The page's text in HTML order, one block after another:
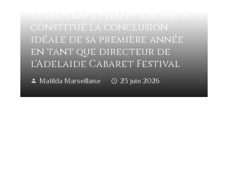
constitué la conclusion
idéale de sa première année
en tant que directeur de
l’Adelaide Cabaret Festival
Matilda Marseillaise 23 juin 2026